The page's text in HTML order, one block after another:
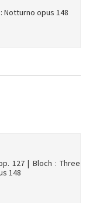
Notturno opus 148
127 | Bloch : Three
148